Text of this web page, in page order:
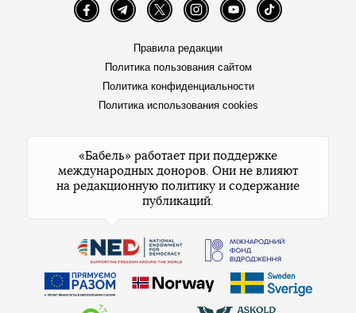
FacebookTelegramTwitter InstagramYouTube TikTok
Правила редакции
Политика пользования сайтом
Политика конфиденциальности
Политика использования cookies
«Бабель» работает при поддержке
международных доноров. Они не влияют
на редакционную политику и содержание
публикаций.